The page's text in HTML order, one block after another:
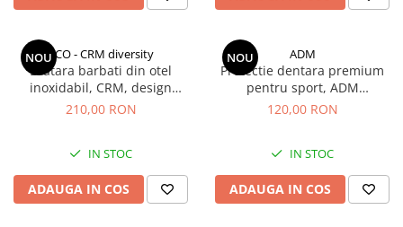
NOUCCO - CRM diversity
Bratara barbati din otel
inoxidabil, CRM, design
elegant, argintiu cu insertii
210,00 RON
IN STOC
ADAUGA IN COS
NOU ADM
Protectie dentara premium
pentru sport, ADM
SportGuard, gutiera
sporturi de contact
120,00 RON
IN STOC
ADAUGA IN COS